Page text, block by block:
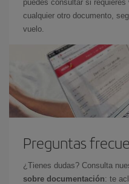
puedes consultar si
cualquier otro documento,
vuelo.
Preguntas
¿Tienes dudas? Consulta
sobre documentación: te